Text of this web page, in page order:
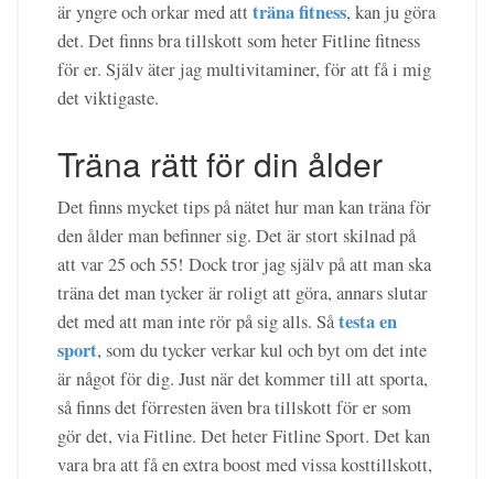
är yngre och orkar med attträna fitness, kan ju göra
det. Det finns bra tillskott som heter Fitline fitness
för er. Själv äter jag multivitaminer, för att få i mig
det viktigaste.
Träna rätt för din ålder
Det finns mycket tips på nätet hur man kan träna för
den ålder man befinner sig. Det är stort skilnad på
att var 25 och 55! Dock tror jag själv på att man ska
träna det man tycker är roligt att göra, annars slutar
det med att man inte rör på sig alls. Såtesta en
sport, som du tycker verkar kul och byt om det inte
är något för dig. Just när det kommer till att sporta,
så finns det förresten även bra tillskott för er som
gör det, via Fitline. Det heter Fitline Sport. Det kan
vara bra att få en extra boost med vissa kosttillskott,